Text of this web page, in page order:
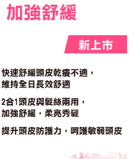
引起之損失，本公司不負相關責
不足之情形，本公司將視審查結果
訊註冊。若發現惡意使用之情形，
之使用額度並採取法律行動。
運費
)
費